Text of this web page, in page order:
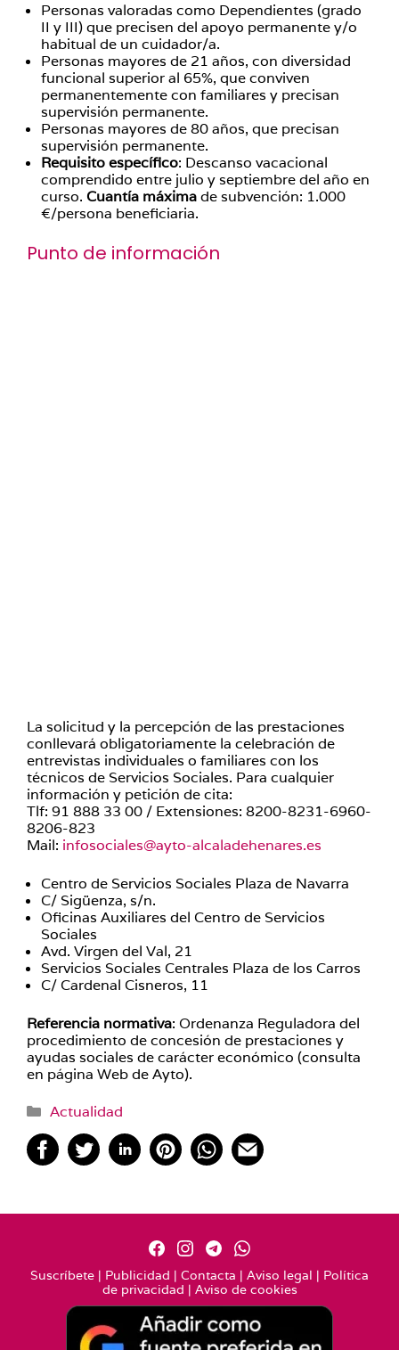
Personas valoradas como Dependientes (grado
II y III) que precisen del apoyo permanente y/o
habitual de un cuidador/a.
Personas mayores de 21 años, con diversidad
funcional superior al 65%, que conviven
permanentemente con familiares y precisan
supervisión permanente.
Personas mayores de 80 años, que precisan
supervisión permanente.
Requisito específico: Descanso vacacional
comprendido entre julio y septiembre del año en
curso. Cuantía máximade subvención: 1.000
€/persona beneficiaria.
Punto de información
La solicitud y la percepción de las prestaciones
conllevará obligatoriamente la celebración de
entrevistas individuales o familiares con los
técnicos de Servicios Sociales. Para cualquier
información y petición de cita:
Tlf: 91 888 33 00 / Extensiones: 8200-8231-6960-
8206-823
Mail: infosociales@ayto-alcaladehenares.es
Centro de Servicios Sociales Plaza de Navarra
C/ Sigüenza, s/n.
Oficinas Auxiliares del Centro de Servicios
Sociales
Avd. Virgen del Val, 21
Servicios Sociales Centrales Plaza de los Carros
C/ Cardenal Cisneros, 11
Referencia normativa: Ordenanza Reguladora del
procedimiento de concesión de prestaciones y
ayudas sociales de carácter económico (consulta
en página Web de Ayto).
Categorías
Actualidad
Suscríbete | Publicidad | Contacta | Aviso legal | Política
de privacidad | Aviso de cookies